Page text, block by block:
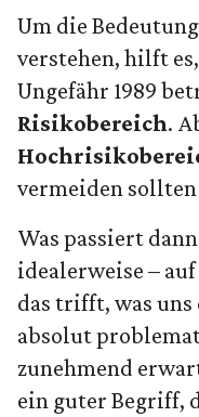
Um die
verstehen, hilft
Ungefähr 1989
Risikobereich.
vermeiden
Was passiert
idealerweise –
das trifft, was
absolut
zunehmend
ein guter Begriff,